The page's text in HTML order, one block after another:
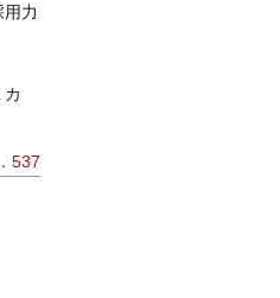
力
537